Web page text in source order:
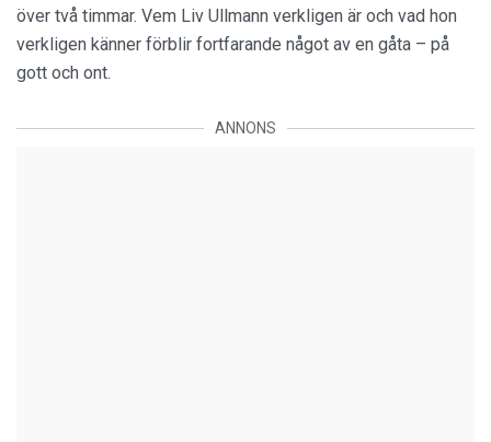
över två timmar. Vem Liv Ullmann verkligen är och vad hon
verkligen känner förblir fortfarande något av en gåta – på
gott och ont.
ANNONS